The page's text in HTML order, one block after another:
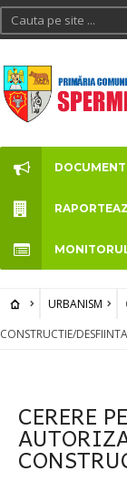
URBANISM
CONSTRUCTIE/
CERERE